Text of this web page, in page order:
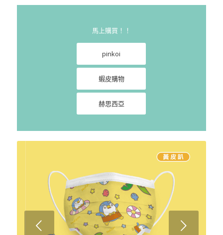
馬上購買！！
pinkoi
蝦皮購物
赫思西亞
下一頁